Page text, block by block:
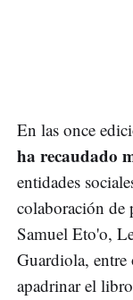
En las once
ha recaudado
entidades
colaboración de
Samuel Eto'o,
Guardiola, entre
apadrinar el